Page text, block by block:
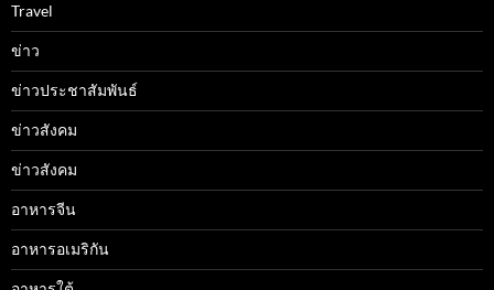
Travel
ข่าว
ข่าวประชาสัมพันธ์
ข่าวสังคม
ข่าวสังคม
อาหารจีน
อาหารอเมริกัน